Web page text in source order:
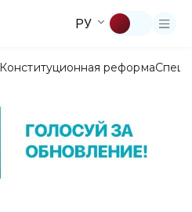
РУ
Конституционная реформа